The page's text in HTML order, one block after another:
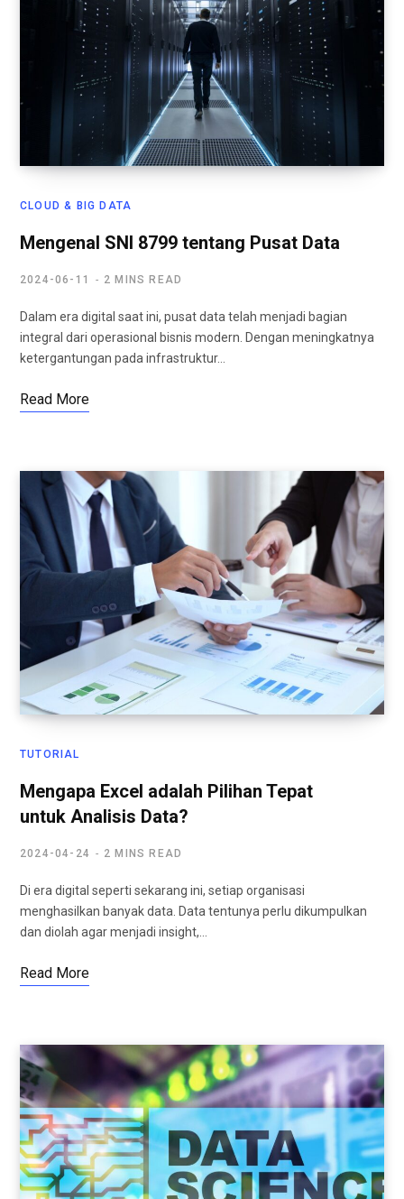
CLOUD & BIG DATA
Mengenal SNI 8799 tentang Pusat Data
2024-06-11 2 MINS READ
Dalam era digital saat ini, pusat data telah menjadi bagian
integral dari operasional bisnis modern. Dengan meningkatnya
ketergantungan pada infrastruktur…
Read More
TUTORIAL
Mengapa Excel adalah Pilihan Tepat
untuk Analisis Data?
2024-04-24 2 MINS READ
Di era digital seperti sekarang ini, setiap organisasi
menghasilkan banyak data. Data tentunya perlu dikumpulkan
dan diolah agar menjadi insight,…
Read More